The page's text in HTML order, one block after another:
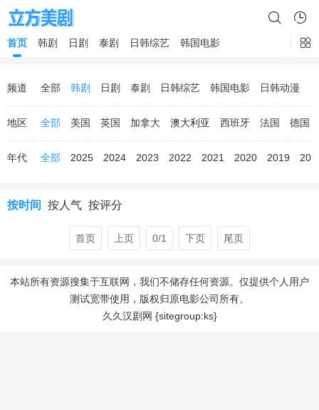
首页 韩剧 日剧 泰剧 日韩综艺 韩国电影
频道 全部 韩剧 日剧 泰剧 日韩综艺 韩国电影 日韩动漫
地区 全部 美国 英国 加拿大 澳大利亚 西班牙 法国 德国
年代 全部 2025 2024 2023 2022 2021 2020 2019
按时间 按人气 按评分
首页 上页 0/1 下页 尾页
本站所有资源搜集于互联网，我们不储存任何资源。仅提供个人用户
测试宽带使用，版权归原电影公司所有。
久久汉剧网 {sitegroup:ks}